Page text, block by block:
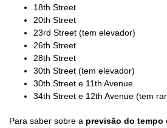
18th Street
20th Street
23rd Street (tem elevador)
26th Street
28th Street
30th Street (tem elevador)
30th Street e 11th Avenue
34th Street e 12th Avenue (tem
Para saber sobre a previsão do tempo